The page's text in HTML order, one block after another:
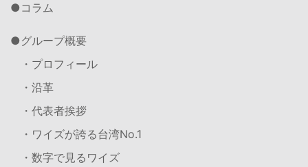
コラム
グループ概要
・プロフィール
・沿革
・代表者挨拶
・ワイズが誇る台湾No.1
・数字で見るワイズ